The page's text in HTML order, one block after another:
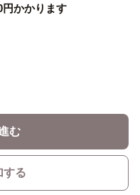
円かかります
む
する